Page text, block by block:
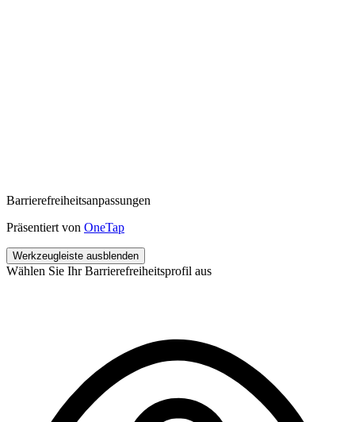
Barrierefreiheitsanpassungen
Präsentiert von OneTap
Werkzeugleiste ausblenden
Wählen Sie Ihr Barrierefreiheitsprofil aus